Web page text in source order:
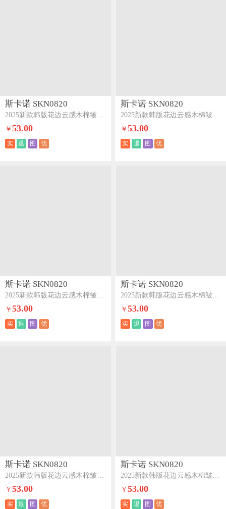
斯卡诺 SKN0820
2025新款韩版花边云感木棉皱皱纱夏被夏凉被空调被夏被四件套-蝴蝶梦咖
￥53.00
实 退 图 优
斯卡诺 SKN0820
2025新款韩版花边云感木棉皱皱纱夏被夏凉被空调被夏被四件套-蝴蝶梦
￥ 53.00
实 退 图 优
斯卡诺 SKN0820
2025新款韩版花边云感木棉皱皱纱夏被夏凉被空调被夏被四件套-海盐啵啵紫
￥53.00
实 退 图 优
斯卡诺 SKN0820
2025新款韩版花边云感木棉皱皱纱夏被夏凉被空调被夏被四件套-海盐啵啵蓝
￥ 53.00
实 退 图 优
斯卡诺 SKN0820
2025新款韩版花边云感木棉皱皱纱夏被夏凉被空调被夏被四件套-狗狗家族
￥53.00
实 退 图 优
斯卡诺 SKN0820
2025新款韩版花边云感木棉皱皱纱夏被夏凉被空调被夏被四件套-春日小花
￥ 53.00
实 退 图 优